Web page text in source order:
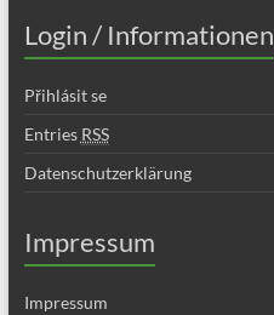
Login / Informationen
Přihlásit se
Entries RSS
Datenschutzerklärung
Impressum
Impressum